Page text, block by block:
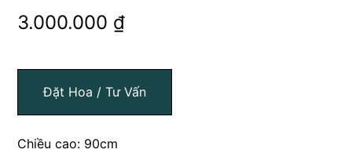
3.000.000 ₫
Đặt Hoa / Tư Vấn
Chiều cao: 90cm